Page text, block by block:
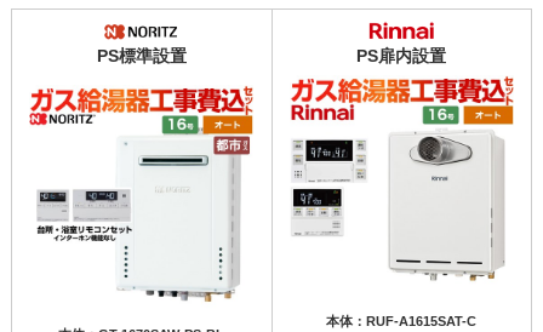
PS標準設置 PS扉内設置
本体：RUF-A1615SAT-C